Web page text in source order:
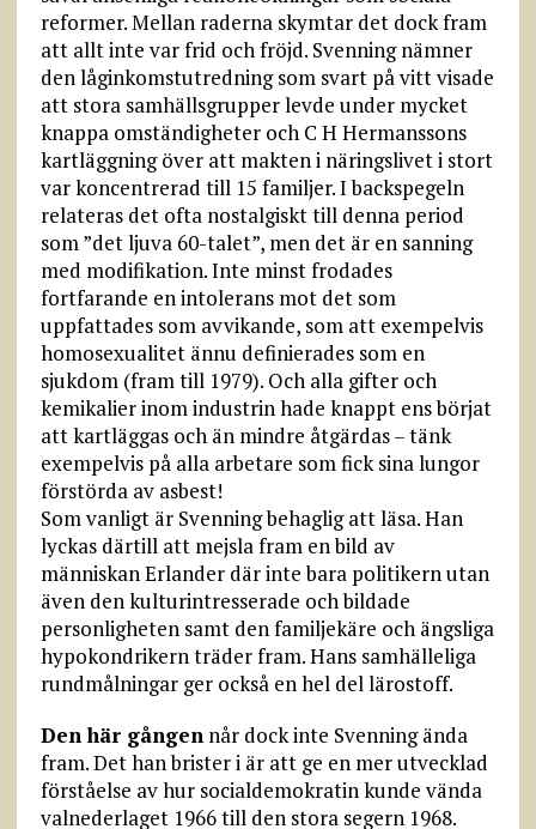
reformer. Mellan raderna skymtar det dock fram
att allt inte var frid och fröjd. Svenning nämner
den låginkomstutredning som svart på vitt visade
att stora samhällsgrupper levde under mycket
knappa omständigheter och C H Hermanssons
kartläggning över att makten i näringslivet i stort
var koncentrerad till 15 familjer. I backspegeln
relateras det ofta nostalgiskt till denna period
som ”det ljuva 60-talet”, men det är en sanning
med modifikation. Inte minst frodades
fortfarande en intolerans mot det som
uppfattades som avvikande, som att exempelvis
homosexualitet ännu definierades som en
sjukdom (fram till 1979). Och alla gifter och
kemikalier inom industrin hade knappt ens börjat
att kartläggas och än mindre åtgärdas – tänk
exempelvis på alla arbetare som fick sina lungor
förstörda av asbest!
Som vanligt är Svenning behaglig att läsa. Han
lyckas därtill att mejsla fram en bild av
människan Erlander där inte bara politikern utan
även den kulturintresserade och bildade
personligheten samt den familjekäre och ängsliga
hypokondrikern träder fram. Hans samhälleliga
rundmålningar ger också en hel del lärostoff.
Den här gångennår dock inte Svenning ända
fram. Det han brister i är att ge en mer utvecklad
förståelse av hur socialdemokratin kunde vända
valnederlaget 1966 till den stora segern 1968.